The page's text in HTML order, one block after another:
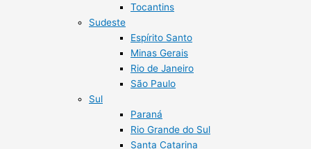
Tocantins
Sudeste
Espírito Santo
Minas Gerais
Rio de Janeiro
São Paulo
Sul
Paraná
Rio Grande do Sul
Santa Catarina